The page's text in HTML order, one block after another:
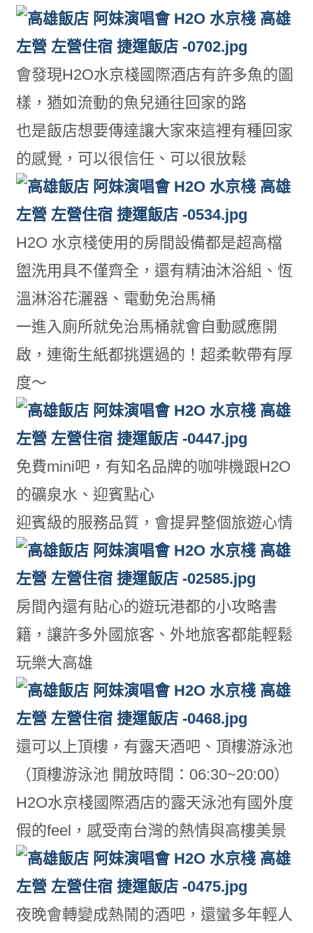
會發現H2O水京棧國際酒店有許多魚的圖
樣，猶如流動的魚兒通往回家的路
也是飯店想要傳達讓大家來這裡有種回家
的感覺，可以很信任、可以很放鬆
H2O 水京棧使用的房間設備都是超高檔
盥洗用具不僅齊全，還有精油沐浴組、恆
溫淋浴花灑器、電動免治馬桶
一進入廁所就免治馬桶就會自動感應開
啟，連衛生紙都挑選過的！超柔軟帶有厚
度～
免費mini吧，有知名品牌的咖啡機跟H2O
的礦泉水、迎賓點心
迎賓級的服務品質，會提昇整個旅遊心情
房間內還有貼心的遊玩港都的小攻略書
籍，讓許多外國旅客、外地旅客都能輕鬆
玩樂大高雄
還可以上頂樓，有露天酒吧、頂樓游泳池
（頂樓游泳池 開放時間：06:30~20:00）
H2O水京棧國際酒店的露天泳池有國外度
假的feel，感受南台灣的熱情與高樓美景
夜晚會轉變成熱鬧的酒吧，還蠻多年輕人